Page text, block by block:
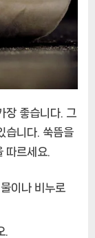
장 좋습니다. 그
습니다. 쑥뜸을
따르세요.
이나 비누로
.